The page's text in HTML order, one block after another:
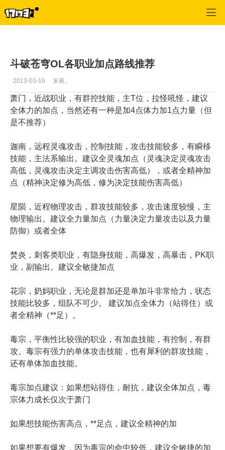
斗破苍穹OL各职业加点路线推荐
2013-03-16 末夜。
萧门，近战职业，有群控技能，主T位，拉怪吼怪，建议
全体力的加点，当然还有一种是加4点体力加1点力量（但
是不推荐）
迦南，远程灵魂攻击， 控制技能，攻击技能较多，有瞬移
技能，主法系输出。建议全灵魂加点（灵魂决定灵魂攻击
高低，灵魂攻击决定主调攻击伤害高低），或者全精神加
点（精神决定修为高低，修为决定技能伤害高低）
星陨，近程物理攻击， 群攻技能较多，攻击速度较慢，主
物理输出。 建议全力量加点（力量决定力量攻击以及力量
防御）或者全体
焚炎，刺客类职业，有隐身技能，高爆发，高暴击，PK职
业，副输出。建议全敏捷加点
花宗，奶妈职业，无论是群加还是单加斗非常给力，状态
技能比较多 ，组队不可少。 建议加点全体力（站得住）或
者全精神（**足）。
毒宗，平衡性比较强的职业，有加血技能，有控制，有群
攻。毒宗有强力的单体攻击技能， 也有犀利的群攻技能，
还有单体加血技能。
毒宗加点建议：如果想站得住，耐抗，建议全体加点，毒
宗体力成长仅次于萧门
如果想技能伤害高点， **足点，建议全精神的加
如果想要有爆发，因为毒宗的命中较低，建议全敏捷的加